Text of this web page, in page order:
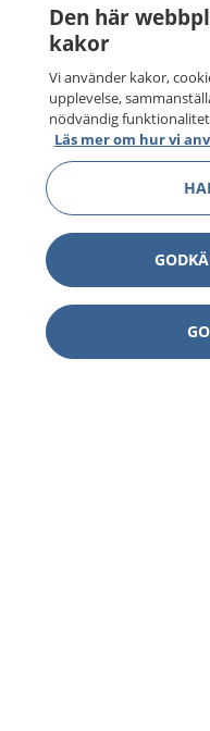
Den här
kakor
Vi använder kakor,
upplevelse,
nödvändig
Läs mer om hur vi